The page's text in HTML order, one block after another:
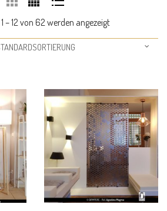
– 12 von 62 werden angezeigt